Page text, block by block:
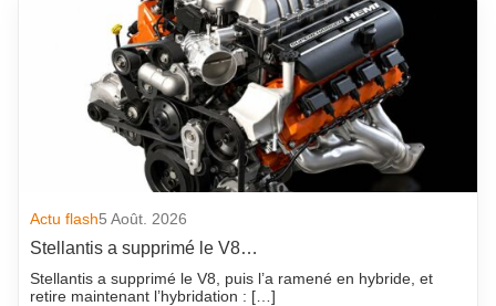
Actu flash5 Août. 2026
Stellantis a supprimé le V8…
Stellantis a supprimé le V8, puis l’a ramené en hybride, et
retire maintenant l’hybridation : […]